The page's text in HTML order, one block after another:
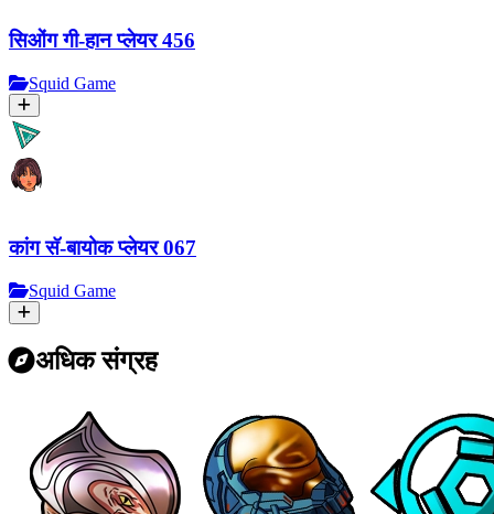
सिओंग गी-हान प्लेयर 456
Squid Game
कांग सॅ-बायोक प्लेयर 067
Squid Game
अधिक संग्रह